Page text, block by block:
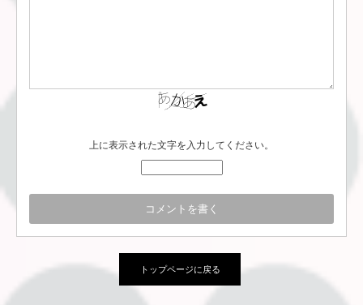
上に表示された文字を入力してください。
トップページに戻る